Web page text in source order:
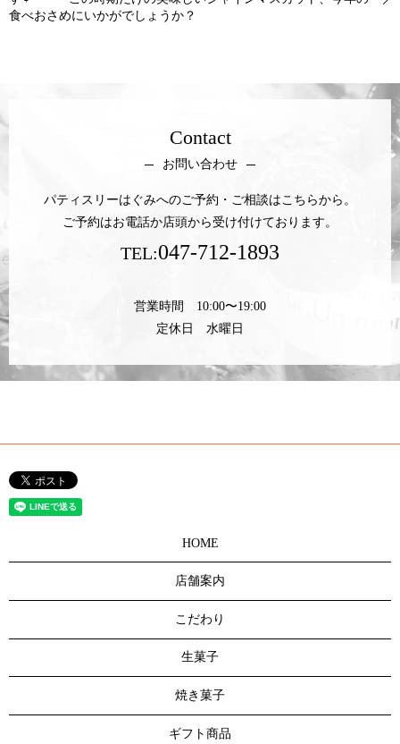
食べおさめにいかがでしょうか？
Contact
お問い合わせ
パティスリーはぐみへのご予約・ご相談はこちらから。
ご予約はお電話か店頭から受け付けております。
TEL:047-712-1893
営業時間 10:00〜19:00
定休日 水曜日
HOME
店舗案内
こだわり
生菓子
焼き菓子
ギフト商品